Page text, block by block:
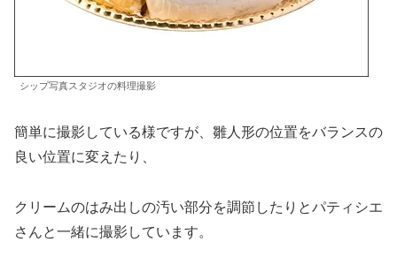
シップ写真スタジオの料理撮影
簡単に撮影している様ですが、雛人形の位置をバランスの
良い位置に変えたり、
クリームのはみ出しの汚い部分を調節したりとパティシエ
さんと一緒に撮影しています。